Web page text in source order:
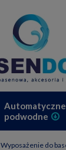
podwodne
Wyposażenie do